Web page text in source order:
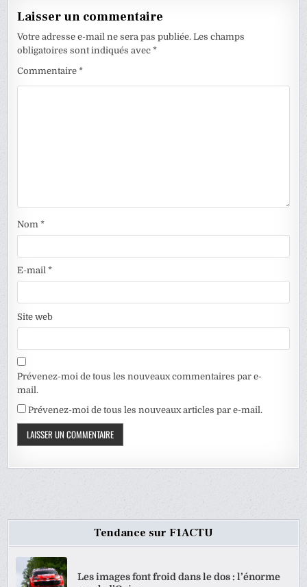
Laisser un commentaire
Votre adresse e-mail ne sera pas publiée. Les champs
obligatoires sont indiqués avec*
Commentaire*
Nom*
E-mail*
Site web
Prévenez-moi de tous les nouveaux commentaires par e-
mail.
Prévenez-moi de tous les nouveaux articles par e-mail.
Tendance sur F1ACTU
Les images font froid dans le dos : l’énorme